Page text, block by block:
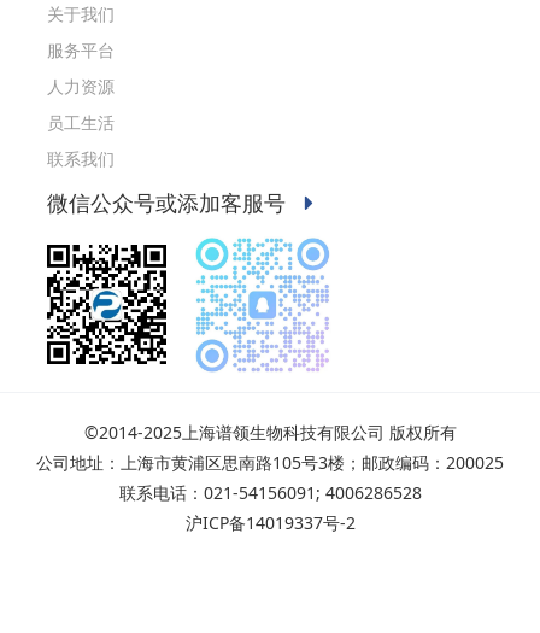
关于我们
服务平台
人力资源
员工生活
联系我们
微信公众号或添加客服号
©2014-2025上海谱领生物科技有限公司 版权所有
公司地址：上海市黄浦区思南路105号3楼；邮政编码：200025
联系电话：021-54156091; 4006286528
沪ICP备14019337号-2